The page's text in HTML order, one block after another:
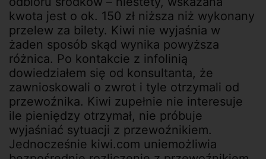
kwota jest o ok. 150 zł niższa niż wykonany
przelew za bilety. Kiwi nie wyjaśnia w
żaden sposób skąd wynika powyższa
różnica. Po kontakcie z infolinią
dowiedziałem się od konsultanta, że
zawnioskowali o zwrot i tyle otrzymali od
przewoźnika. Kiwi zupełnie nie interesuje
ile pieniędzy otrzymał, nie próbuje
wyjaśniać sytuacji z przewoźnikiem.
Jednocześnie kiwi.com uniemożliwia